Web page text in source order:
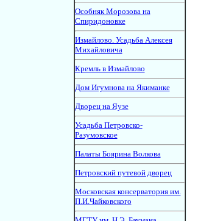
Особняк Морозова на
Спиридоновке
Измайлово. Усадьба Алексея
Михайловича
Кремль в Измайлово
Дом Игумнова на Якиманке
Дворец на Яузе
Усадьба Петровско-
Разумовское
Палаты Боярина Волкова
Петровский путевой дворец
Московская консерватория им.
П.И.Чайковского